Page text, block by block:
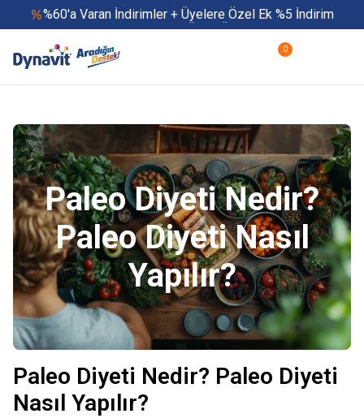
%60'a Varan İndirimler + Üyelere Özel Ek %5 İndirim
Yaz Boyu 500 TL ve Üzeri Ücretsiz Kargo
Yaza Özel Fırsatlar Başladı
0
Paleo Diyeti Nedir?
Paleo Diyeti Nasıl
Yapılır?
Paleo Diyeti Nedir? Paleo Diyeti
Nasıl Yapılır?